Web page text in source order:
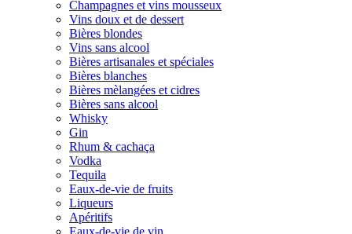
Champagnes et vins mousseux
Vins doux et de dessert
Bières blondes
Vins sans alcool
Bières artisanales et spéciales
Bières blanches
Bières mèlangées et cidres
Bières sans alcool
Whisky
Gin
Rhum & cachaça
Vodka
Tequila
Eaux-de-vie de fruits
Liqueurs
Apéritifs
Eaux-de-vie de vin